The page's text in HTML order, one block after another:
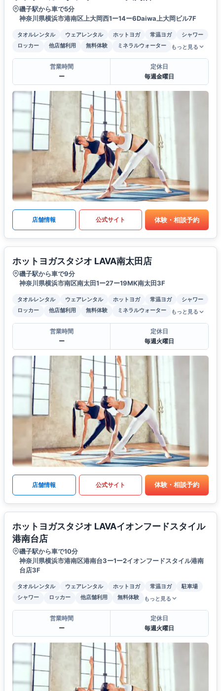
磯子駅から車で5分
神奈川県横浜市港南区上大岡西1ー14ー6Daiwa上大岡ビル7F
タオルレンタル ウェアレンタル ホットヨガ 常温ヨガ
シャワー
ロッカー
他店舗利用 無料体験 ミネラルウォーター もっと見る
営業時間
ー
定休日
毎週金曜日
店舗情報 公式サイト 体験・相談予約
ホットヨガスタジオ LAVA南太田店
磯子駅から車で9分
神奈川県横浜市南区南太田1ー27ー19MK南太田3F
タオルレンタル ウェアレンタル ホットヨガ 常温ヨガ
シャワー
ロッカー
他店舗利用 無料体験 ミネラルウォーター もっと見る
営業時間
ー
定休日
毎週火曜日
店舗情報 公式サイト 体験・相談予約
ホットヨガスタジオ LAVAイオンフードスタイル
港南台店
磯子駅から車で10分
神奈川県横浜市港南区港南台3ー1ー2イオンフードスタイル港南
台店3F
タオルレンタル ウェアレンタル ホットヨガ 常温ヨガ
駐車場
シャワー
ロッカー 他店舗利用 無料体験 もっと見る
営業時間
ー
定休日
毎週火曜日